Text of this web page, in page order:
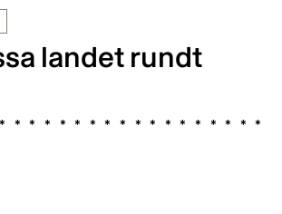
landet rundt